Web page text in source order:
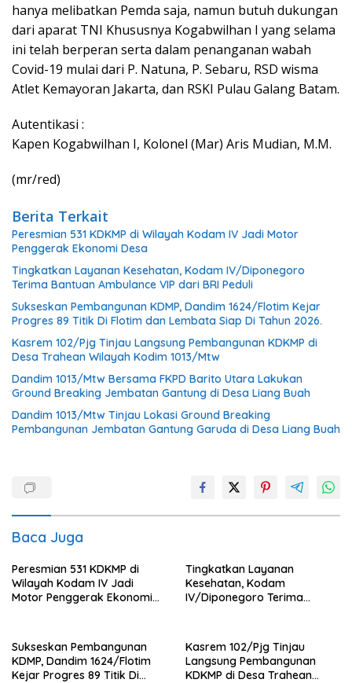
hanya melibatkan Pemda saja, namun butuh dukungan
dari aparat TNI Khususnya Kogabwilhan I yang selama
ini telah berperan serta dalam penanganan wabah
Covid-19 mulai dari P. Natuna, P. Sebaru, RSD wisma
Atlet Kemayoran Jakarta, dan RSKI Pulau Galang Batam.
Autentikasi :
Kapen Kogabwilhan I, Kolonel (Mar) Aris Mudian, M.M.
(mr/red)
Berita Terkait
Peresmian 531 KDKMP di Wilayah Kodam IV Jadi Motor
Penggerak Ekonomi Desa
Tingkatkan Layanan Kesehatan, Kodam IV/Diponegoro
Terima Bantuan Ambulance VIP dari BRI Peduli
Sukseskan Pembangunan KDMP, Dandim 1624/Flotim Kejar
Progres 89 Titik Di Flotim dan Lembata Siap Di Tahun 2026.
Kasrem 102/Pjg Tinjau Langsung Pembangunan KDKMP di
Desa Trahean Wilayah Kodim 1013/Mtw
Dandim 1013/Mtw Bersama FKPD Barito Utara Lakukan
Ground Breaking Jembatan Gantung di Desa Liang Buah
Dandim 1013/Mtw Tinjau Lokasi Ground Breaking
Pembangunan Jembatan Gantung Garuda di Desa Liang Buah
Baca Juga
Peresmian 531 KDKMP di
Wilayah Kodam IV Jadi
Motor Penggerak Ekonomi
Tingkatkan Layanan
Kesehatan, Kodam
IV/Diponegoro Terima
Sukseskan Pembangunan
KDMP, Dandim 1624/Flotim
Kejar Progres 89 Titik Di
Kasrem 102/Pjg Tinjau
Langsung Pembangunan
KDKMP di Desa Trahean